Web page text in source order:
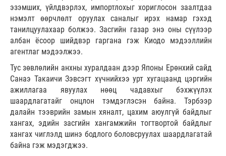
эзэмших, үйлдвэрлэх, импортлохыг хориглосон заалтдаа
нэмэлт өөрчлөлт оруулах саналыг ирэх намар гэхэд
танилцуулахаар болжээ. Засгийн газар энэ оны сүүлээр
албан ёсоор шийдвэр гаргана гэж Киодо мэдээллийн
агентлаг мэдээлжээ.
Тус зөвлөлийн анхны хуралдаан дээр Японы Ерөнхий сайд
Санаэ Такаичи Зэвсэгт хүчнийхээ урт хугацаанд цэргийн
ажиллагаа явуулах нөөц чадавхыг бэхжүүлэх
шаардлагатайг онцлон тэмдэглэсэн байна. Тэрбээр
далайн тээврийн замын хяналт, цахим аюулгүй байдлыг
хангах, эдийн засгийн хангамжийн тогтвортой байдлыг
хангах чиглэлд шинэ бодлого боловсруулах шаардлагатай
байна гэж мэдэгджээ.